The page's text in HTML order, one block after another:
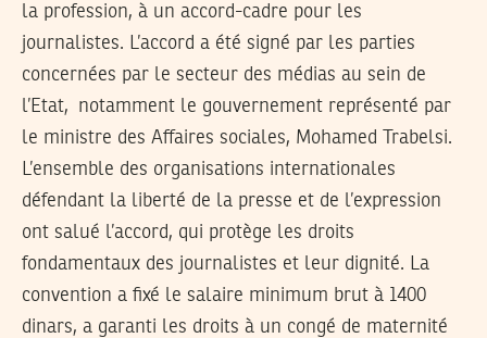
la profession, à un accord-cadre pour les
journalistes. L’accord a été signé par les parties
concernées par le secteur des médias au sein de
l’Etat, notamment le gouvernement représenté par
le ministre des Affaires sociales, Mohamed Trabelsi.
L’ensemble des organisations internationales
défendant la liberté de la presse et de l’expression
ont salué l’accord, qui protège les droits
fondamentaux des journalistes et leur dignité. La
convention a fixé le salaire minimum brut à 1400
dinars, a garanti les droits à un congé de maternité